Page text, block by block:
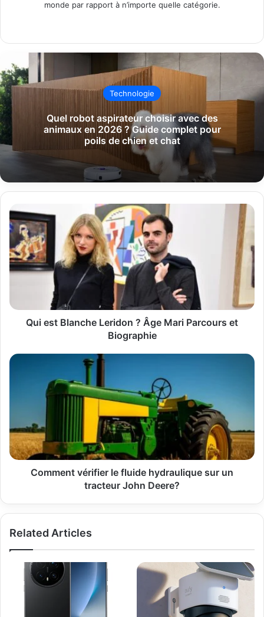
monde par rapport à n’importe quelle catégorie.
Technologie
Quel robot aspirateur choisir avec des
animaux en 2026 ? Guide complet pour
poils de chien et chat
Qui
est
Blanche
Leridon
?
Âge
et
Biographie
Qui est Blanche Leridon ? Âge Mari Parcours et
Biographie
Comment
hydraulique
un
tracteur
John
Deere?Comment vérifier le fluide hydraulique sur un
tracteur John Deere?
Related Articles